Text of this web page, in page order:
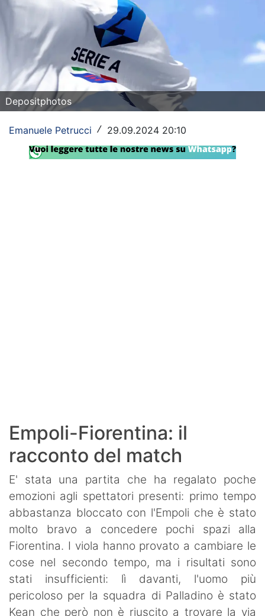
Calcio
Serie A
Champions League
Europa League
Altri Sport
Formula 1
Tennis
Depositphotos
Emanuele Petrucci / 29.09.2024 20:10
Empoli-Fiorentina: il
racconto del match
E' stata una partita che ha regalato poche
emozioni agli spettatori presenti: primo tempo
abbastanza bloccato con l'Empoli che è stato
molto bravo a concedere pochi spazi alla
Fiorentina. I viola hanno provato a cambiare le
cose nel secondo tempo, ma i risultati sono
stati insufficienti: lì davanti, l'uomo più
pericoloso per la squadra di Palladino è stato
Kean che però non è riuscito a trovare la via